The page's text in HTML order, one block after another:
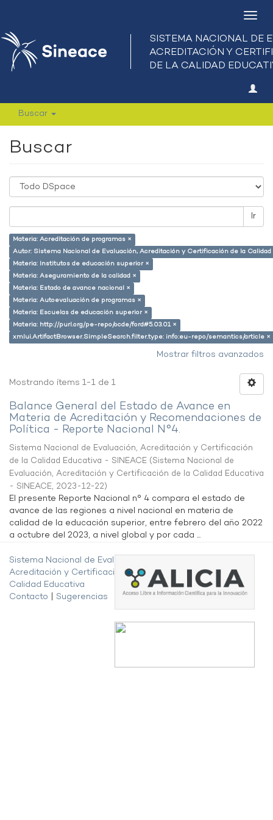
Buscar
Buscar
Ir
Materia: Acreditación de programas ×
Autor: Sistema Nacional de Evaluación, Acreditación y Certificación de la
Materia: Institutos de educación superior ×
Materia: Aseguramiento de la calidad ×
Materia: Estado de avance nacional ×
Materia: Autoevaluación de programas ×
Materia: Escuelas de educación superior ×
Materia: http://purl.org/pe-repo/ocde/ford#5.03.01 ×
xmlui.ArtifactBrowser.SimpleSearch.filter.type: info:eu-repo/semantics/article ×
Mostrar filtros avanzados
Mostrando ítems 1-1 de 1
Balance General del Estado de Avance en
Materia de Acreditación y Recomendaciones de
Política - Reporte Nacional N°4.
Sistema Nacional de Evaluación, Acreditación y Certificación
de la Calidad Educativa - SINEACE (Sistema Nacional de
Evaluación, Acreditación y Certificación de la Calidad Educativa
- SINEACE, 2023-12-22)
El presente Reporte Nacional n° 4 compara el estado de
avance de las regiones a nivel nacional en materia de
calidad de la educación superior, entre febrero del año 2022
a octubre del 2023, a nivel global y por cada ...
Sistema Nacional de Evaluación,
Acreditación y Certificación de la
Calidad Educativa
Contacto
Sugerencias